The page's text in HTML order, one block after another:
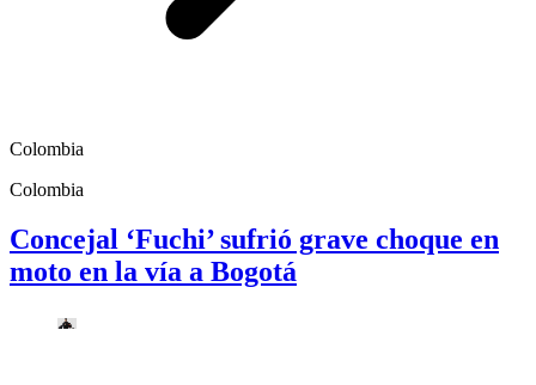
Colombia
Colombia
Concejal ‘Fuchi’ sufrió grave choque en
moto en la vía a Bogotá